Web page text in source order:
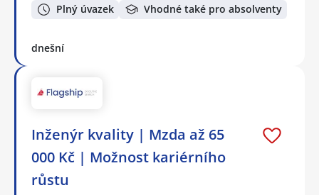
Plný úvazek Vhodné také pro absolventy
dnešní
Inženýr kvality | Mzda až 65
000 Kč | Možnost kariérního
růstu